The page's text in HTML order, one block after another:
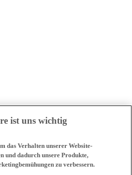
ist uns wichtig
das Verhalten unserer Website-
und dadurch unsere Produkte,
zu verbessern.